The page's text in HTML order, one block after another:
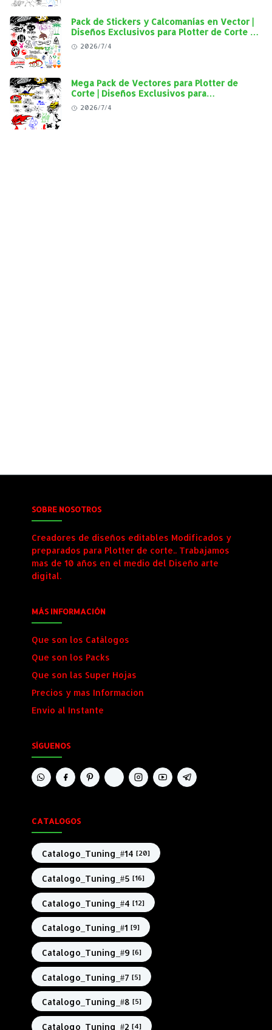
Pack de Stickers y Calcomanías en Vector |
Diseños Exclusivos para Plotter de Corte y
Personalización Automotriz
2026/7/4
Mega Pack de Vectores para Plotter de
Corte | Diseños Exclusivos para
Personalización Automotriz
2026/7/4
SOBRE NOSOTROS
Creadores de diseños editables Modificados y
preparados para Plotter de corte.. Trabajamos
mas de 10 años en el medio del Diseño arte
digital.
MÁS INFORMACIÓN
Que son los Catálogos
Que son los Packs
Que son las Super Hojas
Precios y mas Informacion
Envio al Instante
SÍGUENOS
CATALOGOS
Catalogo_Tuning_#14 [20]
Catalogo_Tuning_#5 [16]
Catalogo_Tuning_#4 [12]
Catalogo_Tuning_#1 [9]
Catalogo_Tuning_#9 [6]
Catalogo_Tuning_#7 [5]
Catalogo_Tuning_#8 [5]
Catalogo_Tuning_#2 [4]